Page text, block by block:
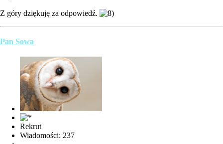
Z góry dziękuję za odpowiedź.
Pan Sowa
Rekrut
Wiadomości: 237